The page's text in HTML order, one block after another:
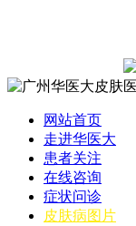
网站首页
走进华医大
患者关注
在线咨询
症状问诊
皮肤病图片